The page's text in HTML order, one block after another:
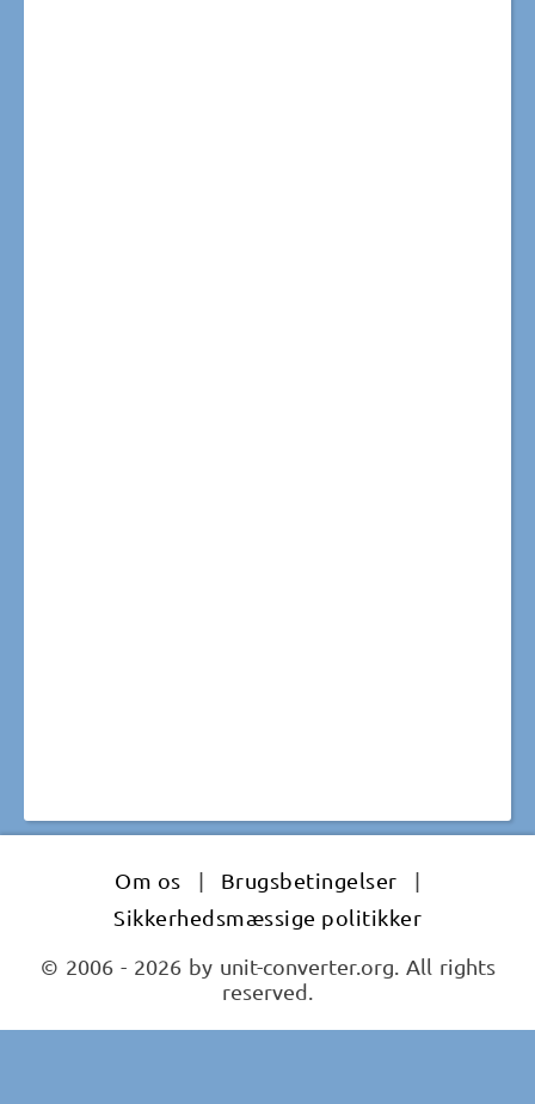
Om os | Brugsbetingelser
|
Sikkerhedsmæssige politikker
© 2006 - 2026 by unit-converter.org. All rights
reserved.